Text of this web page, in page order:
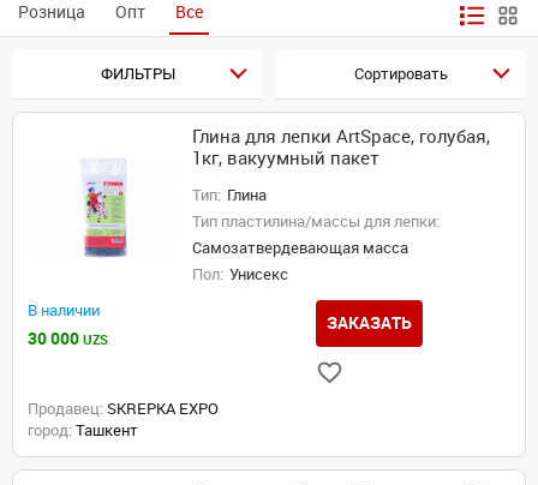
Розница Опт Все
ФИЛЬТРЫ Сортировать
Глина для лепки ArtSpace, голубая,
1кг, вакуумный пакет
Тип: Глина
Тип пластилина/массы для лепки:
Самозатвердевающая масса
Пол: Унисекс
В наличии
30 000 UZS
ЗАКАЗАТЬ
Продавец: SKREPKA EXPO
город: Ташкент